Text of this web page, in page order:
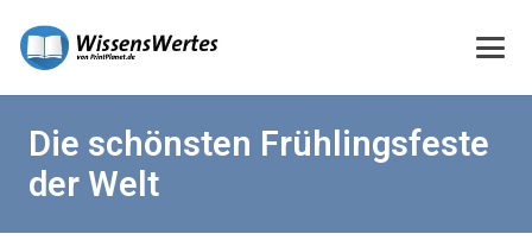
Die schönsten Frühlingsfeste
der Welt